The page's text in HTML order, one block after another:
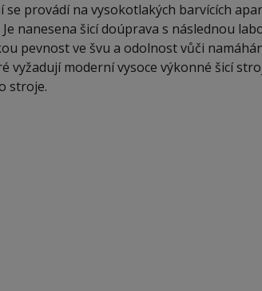
se provádí na vysokotlakých barvících
nanesena šicí doúprava s následnou
pevnost ve švu a odolnost vůči
vyžadují moderní vysoce výkonné šicí
stroje.